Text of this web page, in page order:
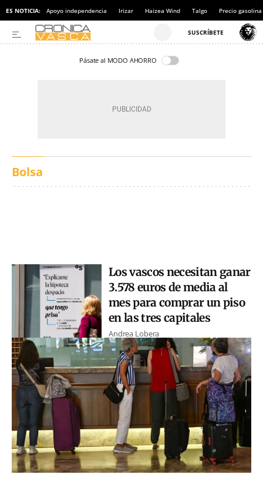
ES NOTICIA: Apoyo independencia Irizar Haizea Wind Talgo Precio gasolina
Pásate al MODO AHORRO
Bolsa
Los vascos necesitan ganar
3.578 euros de media al
mes para comprar un piso
en las tres capitales
Andrea Lobera